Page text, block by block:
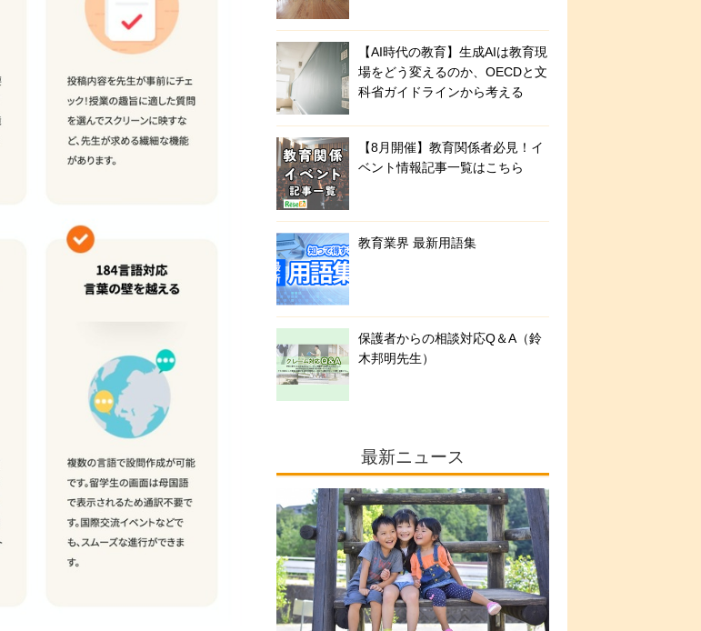
【AI時代の教育】生成AIは教育現
場をどう変えるのか、OECDと文
科省ガイドラインから考える
【8月開催】教育関係者必見！イ
ベント情報記事一覧はこちら
教育業界 最新用語集
保護者からの相談対応Q＆A（鈴
木邦明先生）
最新ニュース